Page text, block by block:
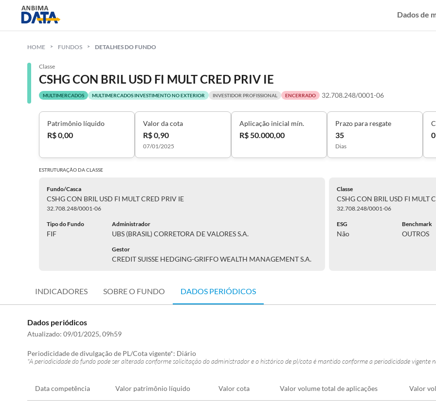
Dados de
HOME FUNDOS DETALHES DO FUNDO
Classe
CSHG CON BRIL USD FI MULT CRED PRIV IE
MULTIMERCADOS MULTIMERCADOS INVESTIMENTO NO EXTERIOR INVESTIDOR PROFISSIONAL ENCERRADO 32.708.248/0001-06
Patrimônio líquido
R$ 0,00
Valor da cota
R$ 0,90
07/01/2025
Aplicação inicial mín.
R$ 50.000,00
Prazo para resgate
35
Dias
0
ESTRUTURAÇÃO DACLASSE
Fundo/Casca
CSHG CON BRIL USD FI MULT CRED PRIV IE
32.708.248/0001-06
Tipo do Fundo
FIF
Administrador
UBS (BRASIL) CORRETORA DE VALORES S.A.
Gestor
CREDIT SUISSE HEDGING-GRIFFO WEALTH MANAGEMENT S.A.
Classe
CSHG CON BRIL USD FI MULT
32.708.248/0001-06
ESG
Não
Benchmark
OUTROS
INDICADORES SOBRE O FUNDO DADOS PERIÓDICOS
Dados periódicos
Atualizado: 09/01/2025, 09h59
Periodicidade de divulgação de PL/Cota vigente*: Diário
*A periodicidade do fundo pode ser alterada conforme solicitação do administrador e o histórico de pl/cota é mantido conforme a periodicidade vigente
Data competência Valor patrimônio líquido Valor cota Valor volume total de aplicações Valor